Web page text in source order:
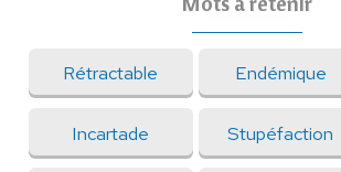
Rétractable Endémique
Incartade Stupéfaction